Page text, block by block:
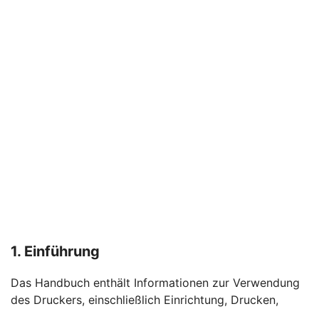
1. Einführung
Das Handbuch enthält Informationen zur Verwendung
des Druckers, einschließlich Einrichtung, Drucken,